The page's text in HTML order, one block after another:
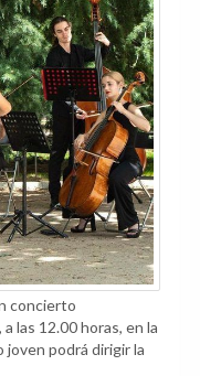
concierto
las 12.00 horas, en la
joven podrá dirigir la